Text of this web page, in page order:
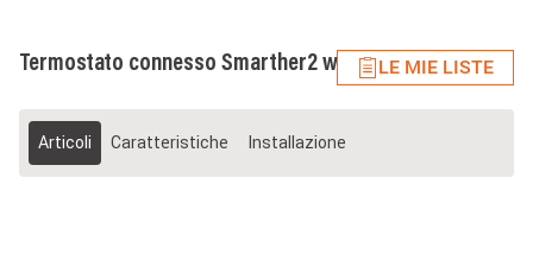
Termostato connesso Smarther2 with NetatmoLE MIE LISTE
Articoli Caratteristiche Installazione